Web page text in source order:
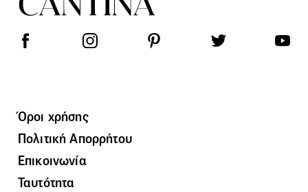
Όροι χρήσης
Πολιτική Απορρήτου
Επικοινωνία
Ταυτότητα